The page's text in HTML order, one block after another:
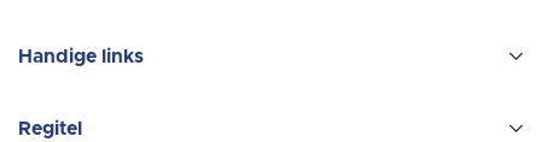
Handige links
Regitel